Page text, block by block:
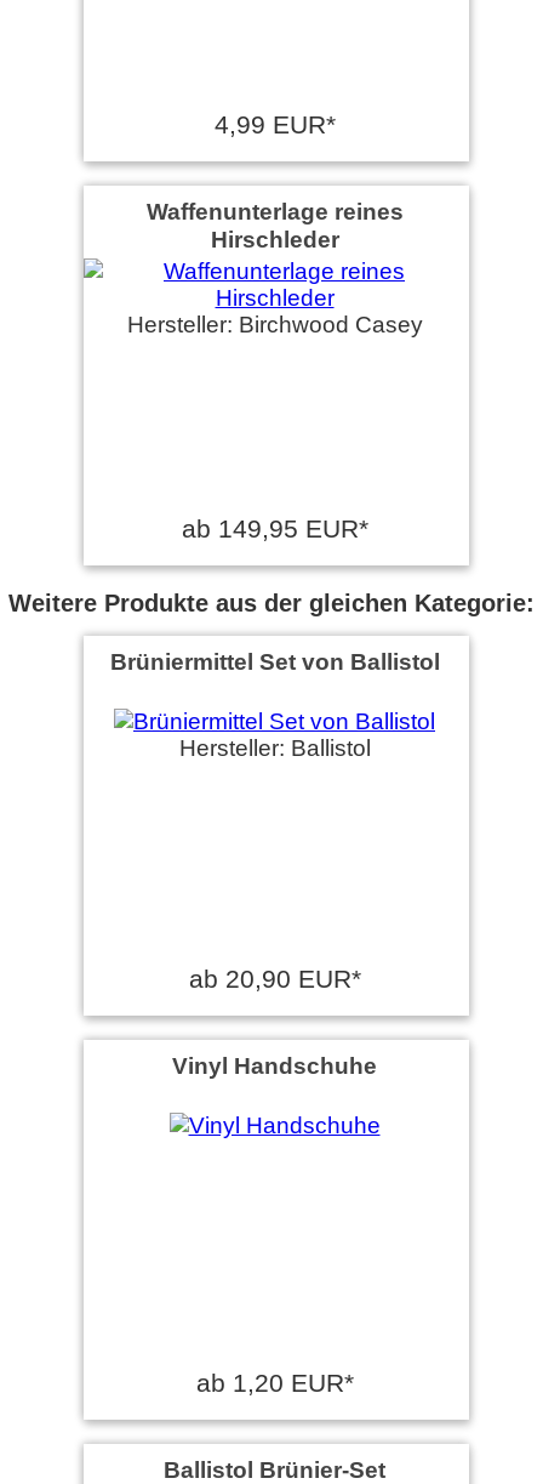
4,99 EUR*
Waffenunterlage reines
Hirschleder
Hersteller: Birchwood Casey
ab 149,95 EUR*
Weitere Produkte aus der gleichen Kategorie:
Brüniermittel Set von Ballistol
Hersteller: Ballistol
ab 20,90 EUR*
Vinyl Handschuhe
ab 1,20 EUR*
Ballistol Brünier-Set